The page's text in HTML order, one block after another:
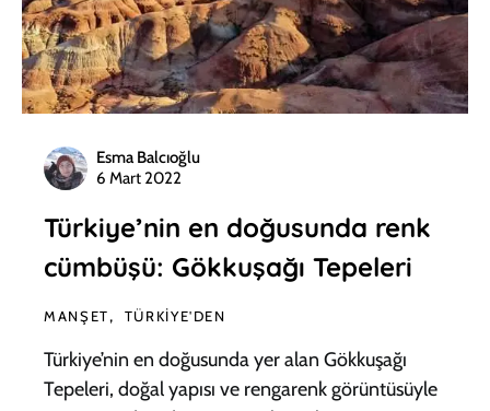
Esma Balcıoğlu
6 Mart 2022
Türkiye’nin en doğusunda renk
cümbüşü: Gökkuşağı Tepeleri
MANŞET TÜRKIYE'DEN
Türkiye’nin en doğusunda yer alan Gökkuşağı
Tepeleri, doğal yapısı ve rengarenk görüntüsüyle